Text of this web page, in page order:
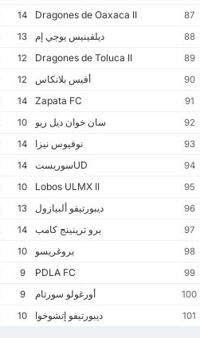
87
14
88
ديلفينيس يوجي إم 13
89
12
90
أفيس بلانكاس 12
91
14
92
سان خوان ديل ريو 10
93
نوفيوس نيزا 14
94
14
95
10
96
ديبورتيفو ألبيازول 13
97
برو ترينينج كامب 14
98
بروغريسو 10
99
9
100
أورغولو سورتام 9
101
ديبورتيفو إتشوخوا 10